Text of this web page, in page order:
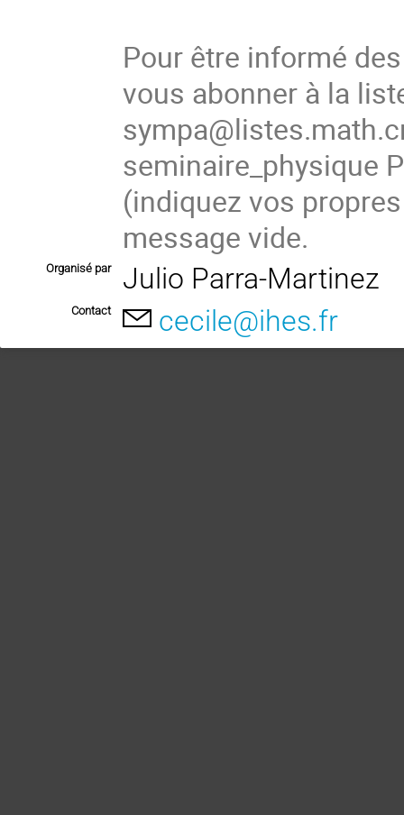
Pour être informé
vous abonner à la
seminaire_physique
(indiquez vos
message vide.
Organisé par Julio Parra-Martinez
Contact cecile@ihes.fr